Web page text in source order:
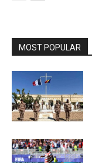
MOST POPULAR